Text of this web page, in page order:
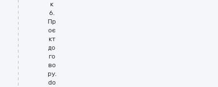
к
6.
Пр
оє
кт
до
го
во
ру.
do